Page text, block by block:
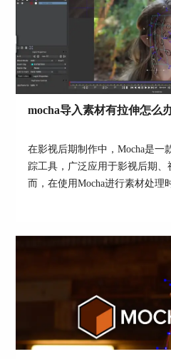
Preset）”获取更多Boris
小编建议大家可以直接使用
设特效，节省时间。
图4：特效
mocha导入素材有拉伸怎么
在影视后期制作中，Mocha是一
踪工具，广泛应用于影视后期
而，在使用Mocha进行素材处理
比如导入素材有拉伸现象，或
logo，并介绍mocha pro可以制
助用户更好地理解和使用Mocha